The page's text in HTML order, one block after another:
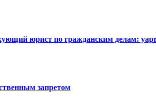
юрист по гражданским делам:
запретом